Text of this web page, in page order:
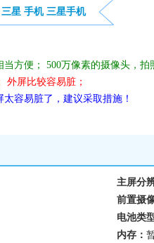
三星 手机 三星手机
方便； 500万像素的摄像头，拍
屏比较容易脏；
容易脏了，建议采取措施！
主屏分
前置摄
电池类
内存：